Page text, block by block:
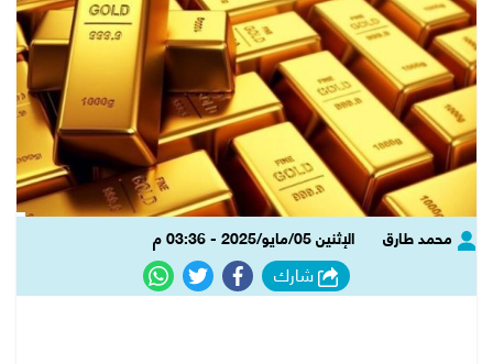
محمد طارق الإثنين 05/مايو/2025 - 03:36 م
شارك